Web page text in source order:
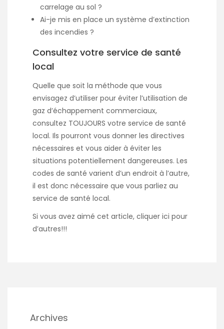
carrelage au sol ?
Ai-je mis en place un système d’extinction
des incendies ?
Consultez votre service de santé
local
Quelle que soit la méthode que vous
envisagez d’utiliser pour éviter l’utilisation de
gaz d’échappement commerciaux,
consultez TOUJOURS votre service de santé
local. Ils pourront vous donner les directives
nécessaires et vous aider à éviter les
situations potentiellement dangereuses. Les
codes de santé varient d’un endroit à l’autre,
il est donc nécessaire que vous parliez au
service de santé local.
Si vous avez aimé cet article, cliquer ici pour
d’autres!!!
Archives